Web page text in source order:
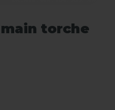
torche